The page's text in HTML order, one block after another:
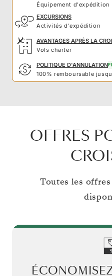
Équipement d'expédition
EXCURSIONS
Activités d'expédition
AVANTAGES APRÈS LA
Vols charter
POLITIQUE D'ANNULATION
100% remboursable
OFFRES
Toutes les